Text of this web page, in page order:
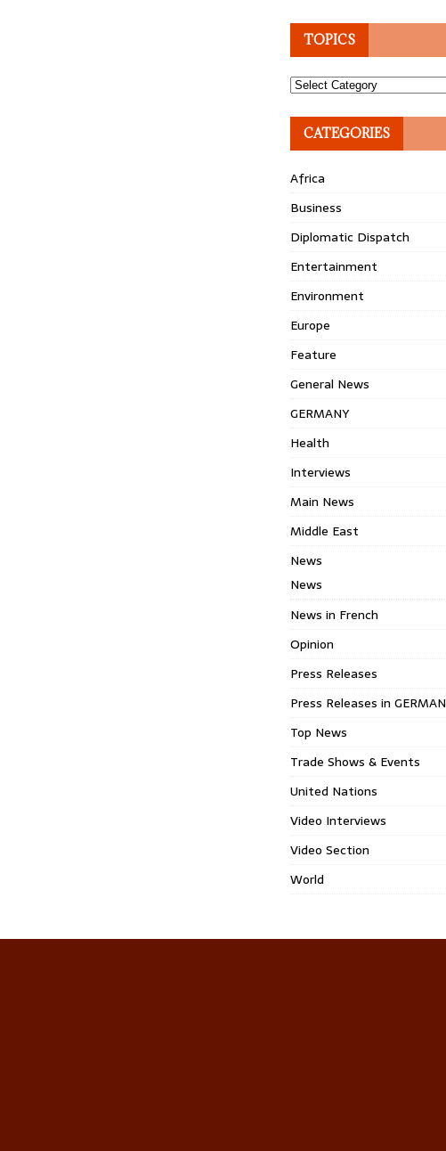
TOPICS
Topics
CATEGORIES
Africa
Business
Diplomatic Dispatch
Entertainment
Environment
Europe
Feature
General News
GERMANY
Health
Interviews
Main News
Middle East
News
News
News in French
Opinion
Press Releases
Press Releases in GERMAN
Top News
Trade Shows & Events
United Nations
Video Interviews
Video Section
World